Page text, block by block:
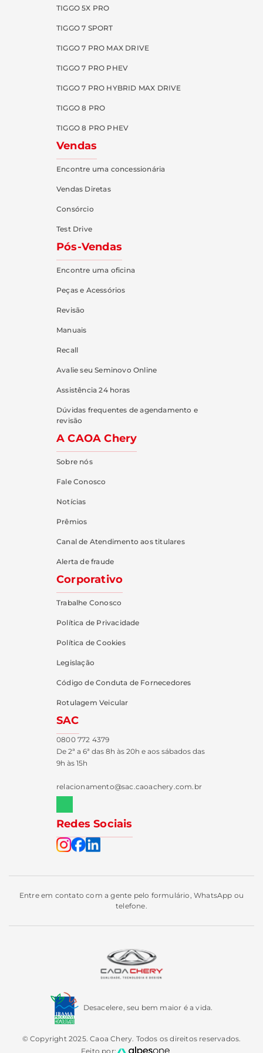
TIGGO 5X PRO
TIGGO 7 SPORT
TIGGO 7 PRO MAX DRIVE
TIGGO 7 PRO PHEV
TIGGO 7 PRO HYBRID MAX DRIVE
TIGGO 8 PRO
TIGGO 8 PRO PHEV
Vendas
Encontre uma concessionária
Vendas Diretas
Consórcio
Test Drive
Pós-Vendas
Encontre uma oficina
Peças e Acessórios
Revisão
Manuais
Recall
Avalie seu Seminovo Online
Assistência 24 horas
Dúvidas frequentes de agendamento e
revisão
A CAOA Chery
Sobre nós
Fale Conosco
Notícias
Prêmios
Canal de Atendimento aos titulares
Alerta de fraude
Corporativo
Trabalhe Conosco
Política de Privacidade
Política de Cookies
Legislação
Código de Conduta de Fornecedores
Rotulagem Veicular
SAC
0800 772 4379
De 2ª a 6ª das 8h às 20h e aos sábados das
9h às 15h
relacionamento@sac.caoachery.com.br
Redes Sociais
Entre em contato com a gente pelo formulário, WhatsApp ou
telefone.
Desacelere, seu bem maior é a vida.
© Copyright 2025. Caoa Chery. Todos os direitos reservados.
Feito por: